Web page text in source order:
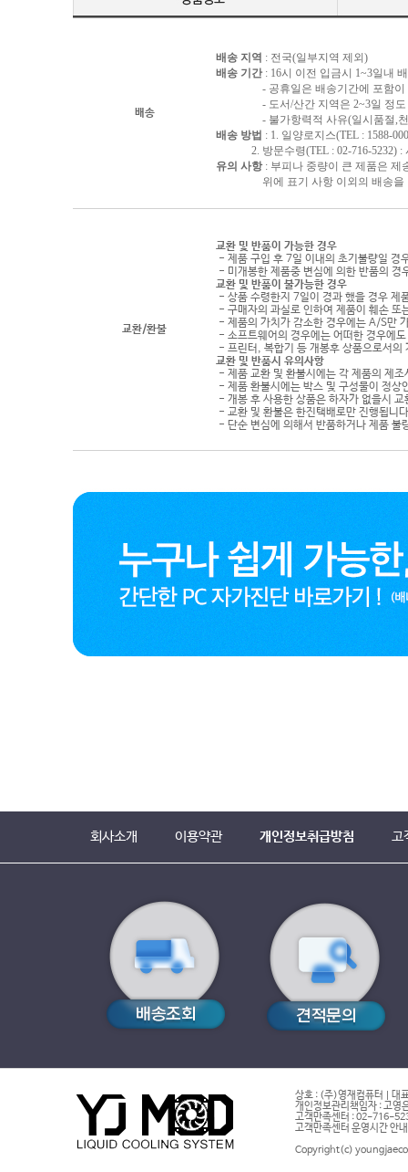
배송
배송 지역 : 전국(일부지역 제외)
배송 기간 : 16시 이전 입금시 1~3일내
- 공휴일은 배송기간에 포함이
- 도서/산간 지역은 2~3일 정도
- 불가항력적 사유(일시품절,천재
배송 방법 : 1. 일양로지스(TEL : 1588-
2. 방문수령(TEL : 02-716-5232) :
유의 사항: 부피나 중량이 큰 제품은 제
위에 표기 사항 이외의 배송을 원
교환/환불
교환 및 반품이 가능한 경우
- 제품 구입 후 7일 이내의 초기불량일 경
- 미개봉한 제품중 변심에 의한 반품의 경
교환 및 반품이 불가능한 경우
- 상품 수령한지 7일이 경과 했을 경우 제
- 구매자의 과실로 인하여 제품이 훼손 또
- 제품의 가치가 감소한 경우에는 A/S만
- 소프트웨어의 경우에는 어떠한 경우에
- 프린터, 복합기 등 개봉후 상품으로서의
교환 및 반품시 유의사항
- 제품 교환 및 환불시에는 각 제품의 제
- 제품 환불시에는 박스 및 구성물이 정상
- 개봉 후 사용한 상품은 하자가 없을시
- 교환 및 환불은 한진택배로만 진행됩니
- 단순 변심에 의해서 반품하거나 제품
회사소개 이용약관 개인정보취급방침 고
상호 : (주)영재컴퓨터 | 대
개인정보관리책임자 : 고영
고객만족센터 : 02-716-
고객만족센터 운영시간 안
Copyright(c)